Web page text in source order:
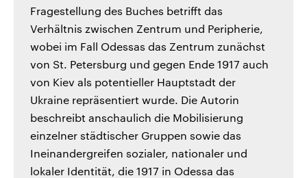
Fragestellung des Buches betrifft das
Verhältnis zwischen Zentrum und Peripherie,
wobei im Fall Odessas das Zentrum zunächst
von St. Petersburg und gegen Ende 1917 auch
von Kiev als potentieller Hauptstadt der
Ukraine repräsentiert wurde. Die Autorin
beschreibt anschaulich die Mobilisierung
einzelner städtischer Gruppen sowie das
Ineinandergreifen sozialer, nationaler und
lokaler Identität, die 1917 in Odessa das